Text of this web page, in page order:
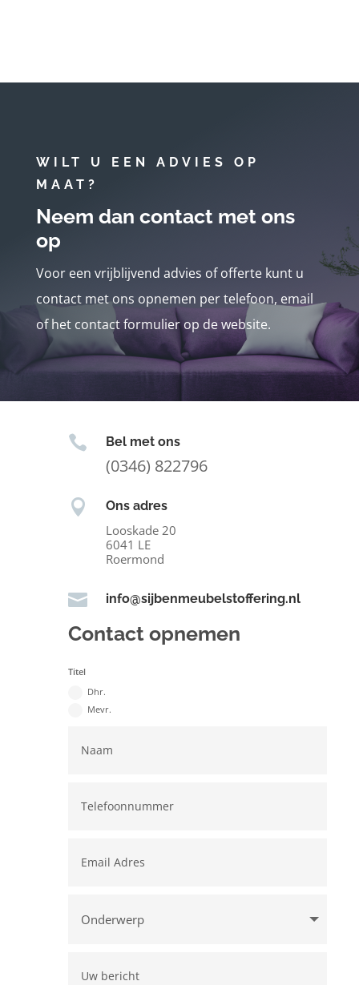
WILT U EEN ADVIES OP
MAAT?
Neem dan contact met ons
op
Voor een vrijblijvend advies of offerte kunt u
contact met ons opnemen per telefoon, email
of het contact formulier op de website.
 Bel met ons
(0346) 822796
 Ons adres
Looskade 20
6041 LE
Roermond
 info@sijbenmeubelstoffering.nl
Contact opnemen
Titel
Dhr.
Mevr.